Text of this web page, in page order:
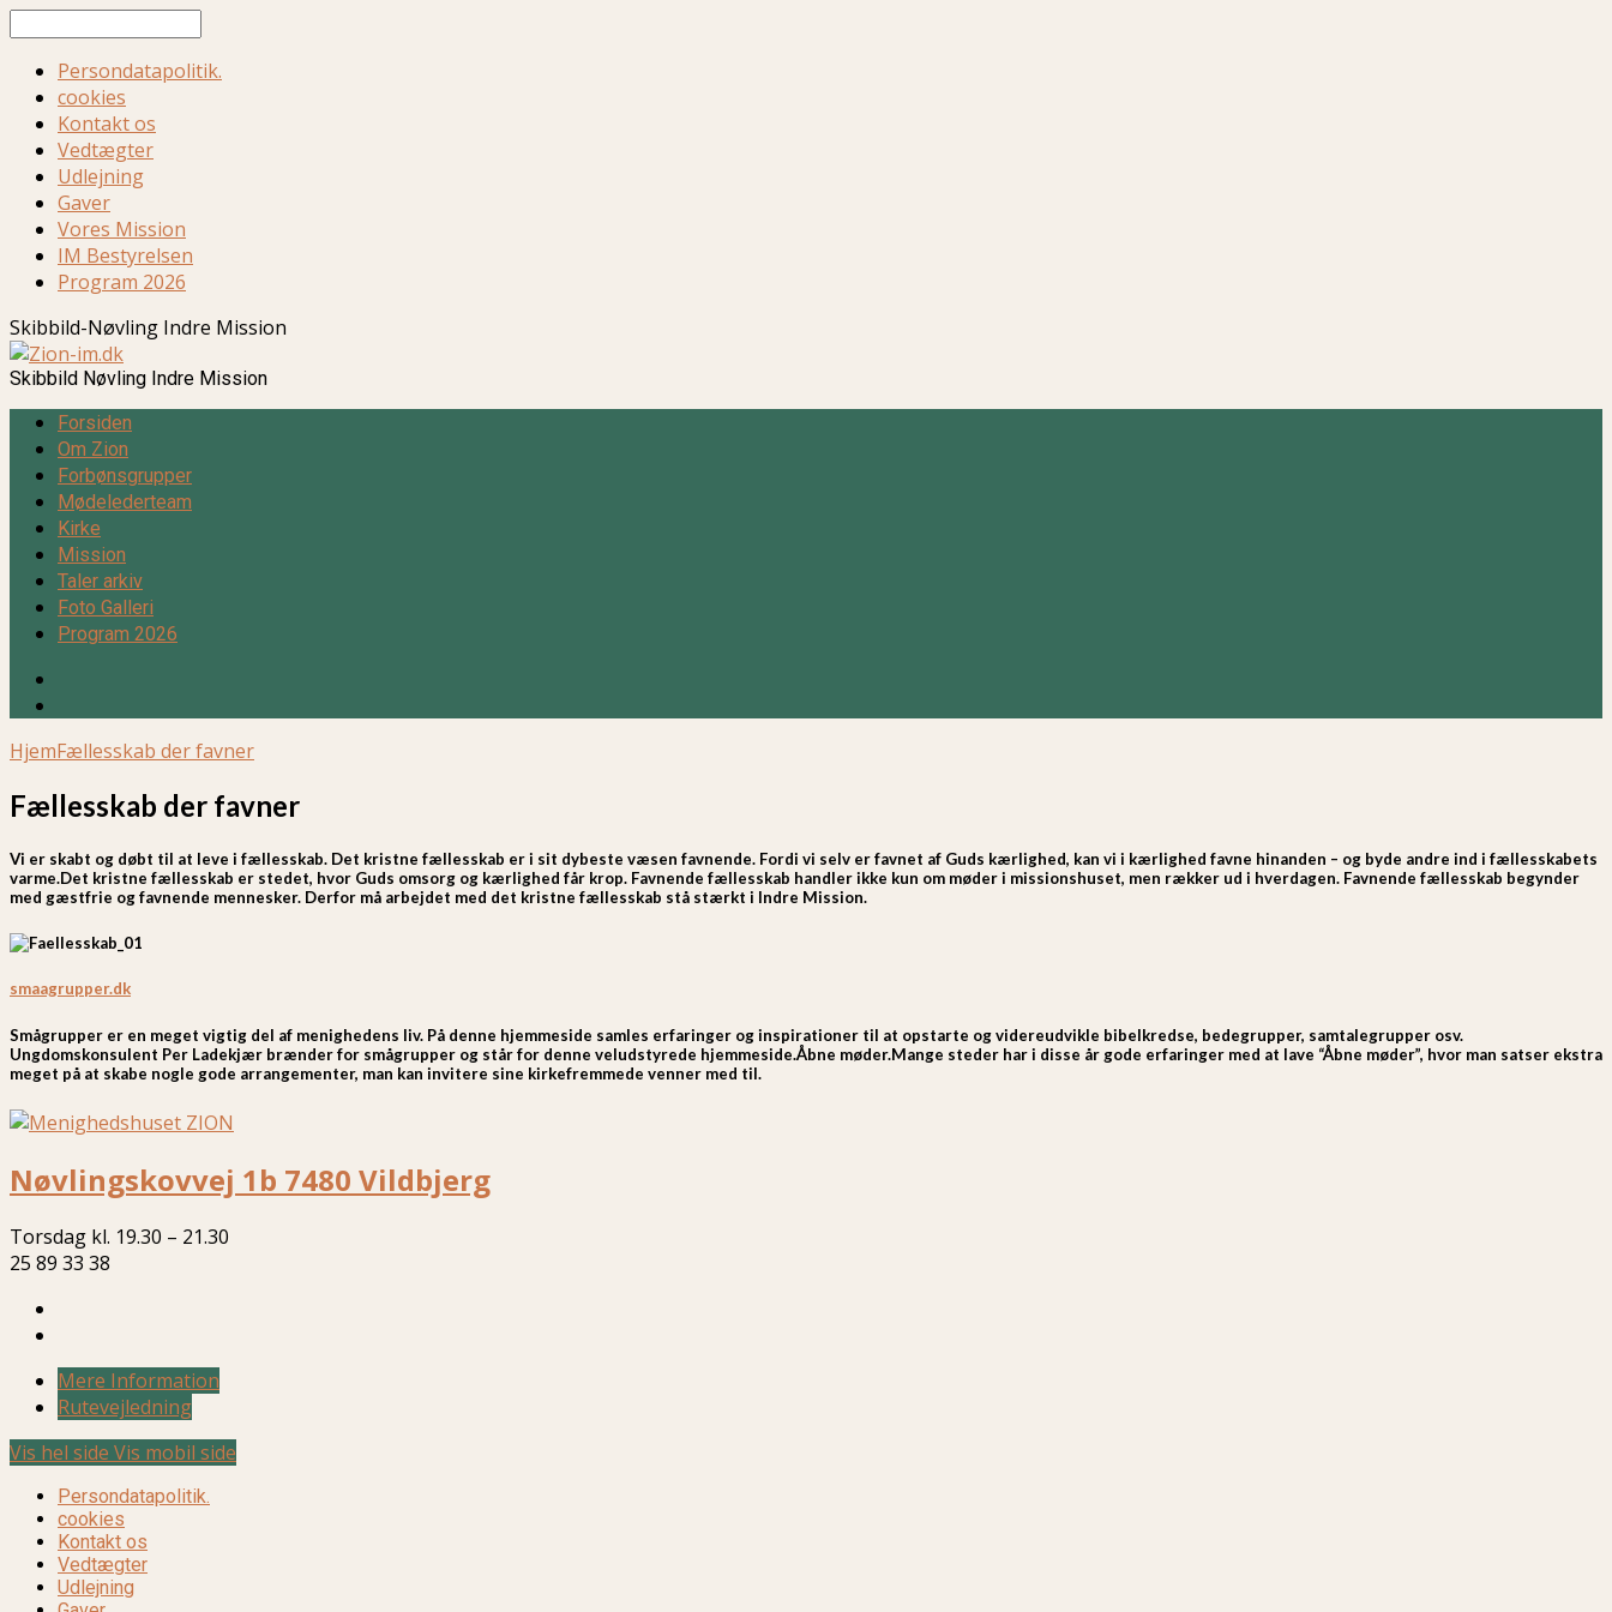
Persondatapolitik.
cookies
Kontakt os
Vedtægter
Udlejning
Gaver
Vores Mission
IM Bestyrelsen
Program 2026
Skibbild-Nøvling Indre Mission
Skibbild Nøvling Indre Mission
Forsiden
Om Zion
Forbønsgrupper
Mødelederteam
Kirke
Mission
Taler arkiv
Foto Galleri
Program 2026
HjemFællesskab der favner
Fællesskab der favner
Vi er skabt og døbt til at leve i fællesskab. Det kristne fællesskab er i sit dybeste væsen favnende. Fordi vi selv er favnet af Guds kærlighed, kan vi i kærlighed favne hinanden – og byde andre ind i fællesskabets
varme.Det kristne fællesskab er stedet, hvor Guds omsorg og kærlighed får krop. Favnende fællesskab handler ikke kun om møder i missionshuset, men rækker ud i hverdagen. Favnende fællesskab begynder
med gæstfrie og favnende mennesker. Derfor må arbejdet med det kristne fællesskab stå stærkt i Indre Mission.
smaagrupper.dk
Smågrupper er en meget vigtig del af menighedens liv. På denne hjemmeside samles erfaringer og inspirationer til at opstarte og videreudvikle bibelkredse, bedegrupper, samtalegrupper osv.
Ungdomskonsulent Per Ladekjær brænder for smågrupper og står for denne veludstyrede hjemmeside.Åbne møder.Mange steder har i disse år gode erfaringer med at lave “Åbne møder”, hvor man satser ekstra
meget på at skabe nogle gode arrangementer, man kan invitere sine kirkefremmede venner med til.
Nøvlingskovvej 1b 7480 Vildbjerg
Torsdag kl. 19.30 – 21.30
25 89 33 38
Mere Information
Rutevejledning
Vis hel side Vis mobil side
Persondatapolitik.
cookies
Kontakt os
Vedtægter
Udlejning